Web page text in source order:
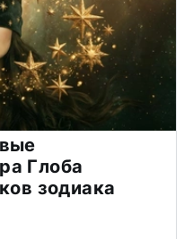
Глоба
зодиака